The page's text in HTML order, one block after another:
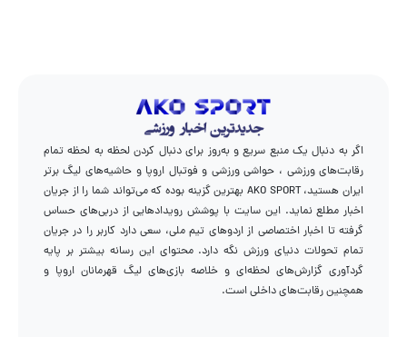
اگر به دنبال یک منبع سریع و به‌روز برای دنبال کردن لحظه به لحظه تمام
رقابت‌های ورزشی ، حواشی ورزشی و فوتبال اروپا و حاشیه‌های لیگ برتر
ایران هستید، AKO SPORT بهترین گزینه بوده که می‌تواند شما را از جریان
اخبار مطلع نماید. این سایت با پوشش رویدادهایی از دربی‌های حساس
گرفته تا اخبار اختصاصی از اردوهای تیم ملی، سعی دارد کاربر را در جریان
تمام تحولات دنیای ورزش نگه دارد. محتوای این رسانه بیشتر بر پایه
گردآوری گزارش‌های لحظه‌ای و خلاصه بازی‌های لیگ قهرمانان اروپا و
همچنین رقابت‌های داخلی است.